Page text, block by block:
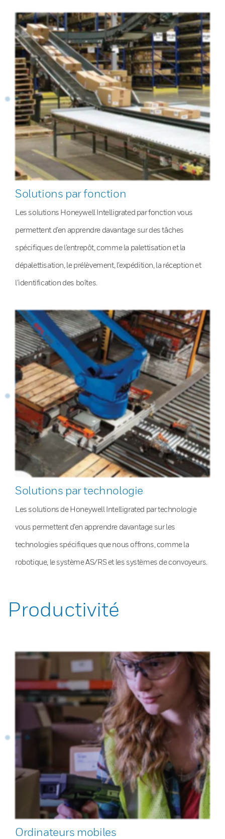
Solutions par fonction
Les solutions Honeywell Intelligrated par fonction vous
permettent d’en apprendre davantage sur des tâches
spécifiques de l’entrepôt, comme la palettisation et la
dépalettisation, le prélèvement, l’expédition, la réception et
l’identification des boîtes.
Solutions par technologie
Les solutions de Honeywell Intelligrated par technologie
vous permettent d’en apprendre davantage sur les
technologies spécifiques que nous offrons, comme la
robotique, le système AS/RS et les systèmes de convoyeurs.
Productivité
Ordinateurs mobiles